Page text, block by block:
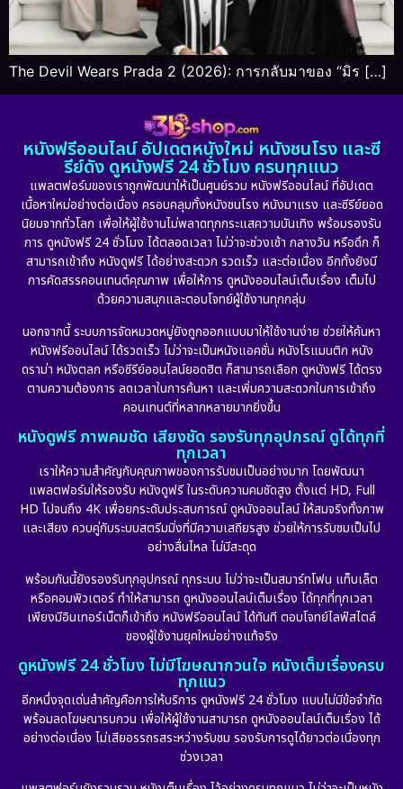
The Devil Wears Prada 2 (2026): การกลับมาของ “มิร […]
หนังฟรีออนไลน์ อัปเดตหนังใหม่ หนังชนโรง และซี
รีย์ดัง ดูหนังฟรี 24 ชั่วโมง ครบทุกแนว
แพลตฟอร์มของเราถูกพัฒนาให้เป็นศูนย์รวม หนังฟรีออนไลน์ ที่อัปเดต
เนื้อหาใหม่อย่างต่อเนื่อง ครอบคลุมทั้งหนังชนโรง หนังมาแรง และซีรีย์ยอด
นิยมจากทั่วโลก เพื่อให้ผู้ใช้งานไม่พลาดทุกกระแสความบันเทิง พร้อมรองรับ
การ ดูหนังฟรี 24 ชั่วโมง ได้ตลอดเวลา ไม่ว่าจะช่วงเช้า กลางวัน หรือดึก ก็
สามารถเข้าถึง หนังดูฟรี ได้อย่างสะดวก รวดเร็ว และต่อเนื่อง อีกทั้งยังมี
การคัดสรรคอนเทนต์คุณภาพ เพื่อให้การ ดูหนังออนไลน์เต็มเรื่อง เต็มไป
ด้วยความสนุกและตอบโจทย์ผู้ใช้งานทุกกลุ่ม
นอกจากนี้ ระบบการจัดหมวดหมู่ยังถูกออกแบบมาให้ใช้งานง่าย ช่วยให้ค้นหา
หนังฟรีออนไลน์ ได้รวดเร็ว ไม่ว่าจะเป็นหนังแอคชั่น หนังโรแมนติก หนัง
ดราม่า หนังตลก หรือซีรีย์ออนไลน์ยอดฮิต ก็สามารถเลือก ดูหนังฟรี ได้ตรง
ตามความต้องการ ลดเวลาในการค้นหา และเพิ่มความสะดวกในการเข้าถึง
คอนเทนต์ที่หลากหลายมากยิ่งขึ้น
หนังดูฟรี ภาพคมชัด เสียงชัด รองรับทุกอุปกรณ์ ดูได้ทุกที่
ทุกเวลา
เราให้ความสำคัญกับคุณภาพของการรับชมเป็นอย่างมาก โดยพัฒนา
แพลตฟอร์มให้รองรับ หนังดูฟรี ในระดับความคมชัดสูง ตั้งแต่ HD, Full
HD ไปจนถึง 4K เพื่อยกระดับประสบการณ์ ดูหนังออนไลน์ ให้สมจริงทั้งภาพ
และเสียง ควบคู่กับระบบสตรีมมิ่งที่มีความเสถียรสูง ช่วยให้การรับชมเป็นไป
อย่างลื่นไหล ไม่มีสะดุด
พร้อมกันนี้ยังรองรับทุกอุปกรณ์ ทุกระบบ ไม่ว่าจะเป็นสมาร์ทโฟน แท็บเล็ต
หรือคอมพิวเตอร์ ทำให้สามารถ ดูหนังออนไลน์เต็มเรื่อง ได้ทุกที่ทุกเวลา
เพียงมีอินเทอร์เน็ตก็เข้าถึง หนังฟรีออนไลน์ ได้ทันที ตอบโจทย์ไลฟ์สไตล์
ของผู้ใช้งานยุคใหม่อย่างแท้จริง
ดูหนังฟรี 24 ชั่วโมง ไม่มีโฆษณากวนใจ หนังเต็มเรื่องครบ
ทุกแนว
อีกหนึ่งจุดเด่นสำคัญคือการให้บริการ ดูหนังฟรี 24 ชั่วโมง แบบไม่มีข้อจำกัด
พร้อมลดโฆษณารบกวน เพื่อให้ผู้ใช้งานสามารถ ดูหนังออนไลน์เต็มเรื่อง ได้
อย่างต่อเนื่อง ไม่เสียอรรถรสระหว่างรับชม รองรับการดูได้ยาวต่อเนื่องทุก
ช่วงเวลา